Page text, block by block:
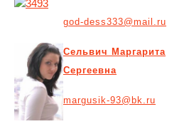
god-dess333@mail.ru
Сельвич Маргарита
Сергеевна
margusik-93@bk.ru